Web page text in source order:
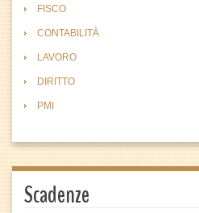
FISCO
CONTABILITÀ
LAVORO
DIRITTO
PMI
Scadenze